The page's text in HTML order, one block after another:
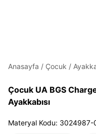
Anasayfa / Çocuk /
Çocuk UA BGS
Ayakkabısı
Materyal Kodu: 3024987-
E-posta